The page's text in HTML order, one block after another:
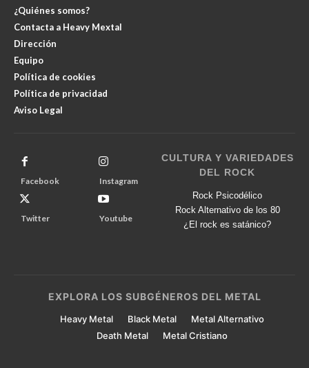
¿Quiénes somos?
Contacta a Heavy Mextal
Dirección
Equipo
Política de cookies
Política de privacidad
Aviso Legal
Facebook Instagram
Twitter Youtube
CULTURA Y VARIEDADES
DEL ROCK
Rock Psicodélico
Rock Alternativo de los 80
¿El rock es satánico?
EXPLORA LOS SUBGÉNEROS DEL METAL
Heavy Metal Black Metal
Metal Alternativo
Death Metal
Metal Cristiano